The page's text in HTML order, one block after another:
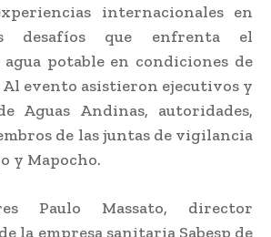
internacionales en
desafíos que enfrenta el
potable en condiciones de
Al evento asistieron ejecutivos y
Aguas Andinas, autoridades,
de las juntas de vigilancia
y Mapocho.
Paulo Massato, director
la empresa sanitaria Sabesp de